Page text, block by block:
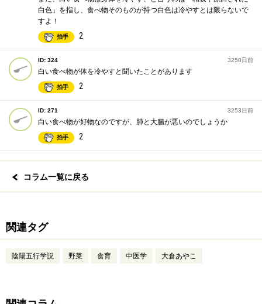
白色」を指し、食べ物そのものが持つ白色は冷やすとは限らないで
すよ！
拍手 2
ID: 324 3250日前
白い食べ物が体を冷やすと聞いたことがあります
拍手 2
ID: 271 3253日前
白い食べ物が好物なのですが、肺と大腸が悪いのでしょうか
拍手 2
コラム一覧に戻る
関連タグ
陰陽五行学説 野菜 食育 中医学 大倉あやこ